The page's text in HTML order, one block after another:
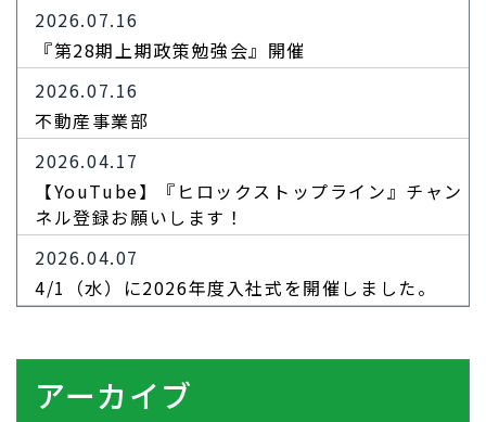
2026.07.16
『第28期上期政策勉強会』開催
2026.07.16
不動産事業部
2026.04.17
【YouTube】『ヒロックストップライン』チャン
ネル登録お願いします！
2026.04.07
4/1（水）に2026年度入社式を開催しました。
アーカイブ